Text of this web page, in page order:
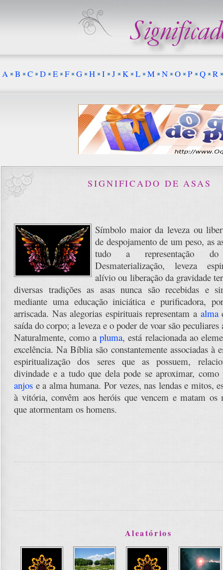
SIGNIFICADO DE ASAS
Símbolo maior da leveza ou
de despojamento de um peso, as
tudo a representação
Desmaterialização, leveza
alívio ou liberação da gravidade
diversas tradições as asas nunca são recebidas e
mediante uma educação iniciática e purificadora,
arriscada. Nas alegorias espirituais representam a alma
saída do corpo; a leveza e o poder de voar são
Naturalmente, como apluma, está relacionada ao
excelência. Na Bíblia são constantemente associadas à
espiritualização dos seres que as possuem,
divindade e a tudo que dela pode se aproximar, como
anjos e a alma humana. Por vezes, nas lendas e mitos,
à vitória, convêm aos heróis que vencem e matam os
que atormentam os homens.
Aleatórios
A B C D E F G H I J K L M N O P Q R